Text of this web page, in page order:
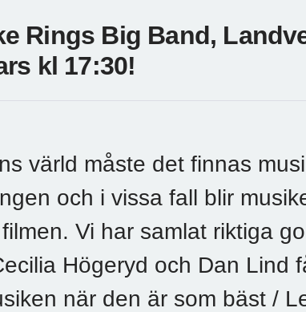
Rings Big Band,
kl 17:30!
värld måste det finnas
och i vissa fall blir
Vi har samlat riktiga
Högeryd och Dan Lind
när den är som bäst /